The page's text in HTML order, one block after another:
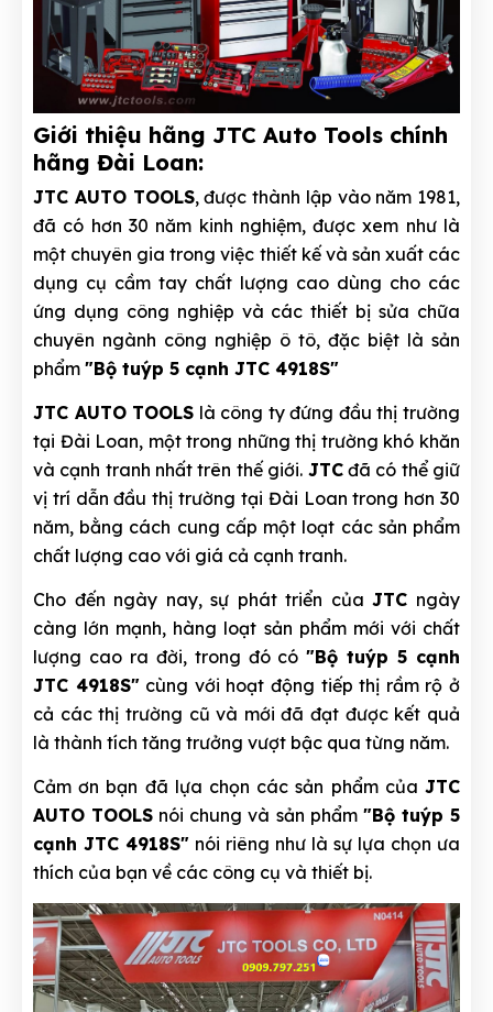
Giới thiệu hãng JTC Auto Tools chính
hãng Đài Loan:
JTC AUTO TOOLS, được thành lập vào năm 1981,
đã có hơn 30 năm kinh nghiệm, được xem như là
một chuyên gia trong việc thiết kế và sản xuất các
dụng cụ cầm tay chất lượng cao dùng cho các
ứng dụng công nghiệp và các thiết bị sửa chữa
chuyên ngành công nghiệp ô tô, đặc biệt là sản
phẩm "Bộ tuýp 5 cạnh JTC 4918S"
JTC AUTO TOOLS là công ty đứng đầu thị trường
tại Đài Loan, một trong những thị trường khó khăn
và cạnh tranh nhất trên thế giới. JTCđã có thể giữ
vị trí dẫn đầu thị trường tại Đài Loan trong hơn 30
năm, bằng cách cung cấp một loạt các sản phẩm
chất lượng cao với giá cả cạnh tranh.
Cho đến ngày nay, sự phát triển củaJTC ngày
càng lớn mạnh, hàng loạt sản phẩm mới với chất
lượng cao ra đời, trong đó có"Bộ tuýp 5 cạnh
JTC 4918S"cùng với hoạt động tiếp thị rầm rộ ở
cả các thị trường cũ và mới đã đạt được kết quả
là thành tích tăng trưởng vượt bậc qua từng năm.
Cảm ơn bạn đã lựa chọn các sản phẩm của JTC
AUTO TOOLS nói chung và sản phẩm "Bộ tuýp 5
cạnh JTC 4918S" nói riêng như là sự lựa chọn ưa
thích của bạn về các công cụ và thiết bị.